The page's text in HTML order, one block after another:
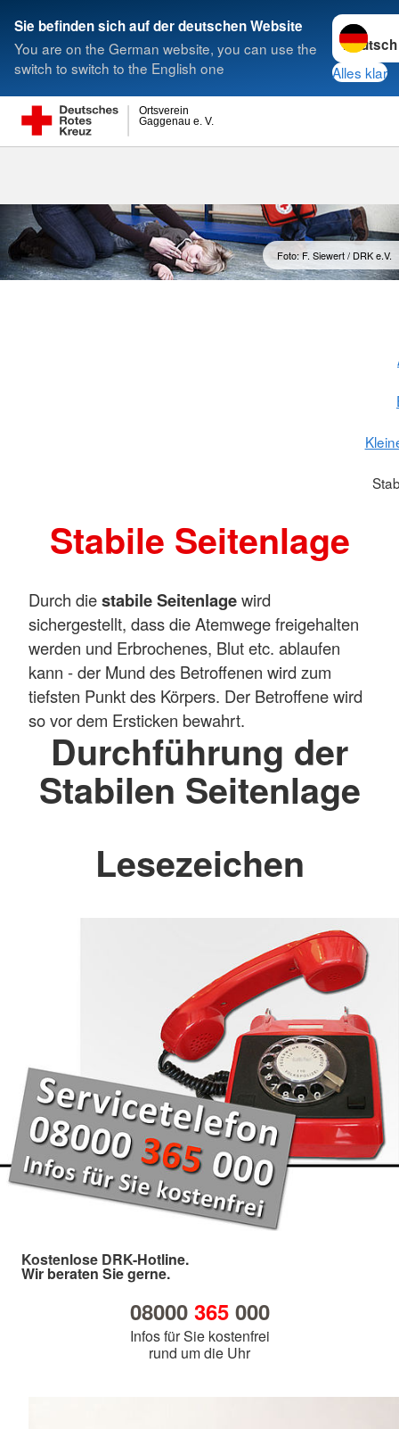
Sie befinden sich auf der deutschen Website
You are on the German website, you can use the
switch to switch to the English one
Sprache
Alles klar
Gaggenau e. V.
Ortsverein
Suche
Foto: F. Siewert / DRK e.V.
Stabile Seitenlage
Durch diestabile Seitenlagewird
sichergestellt, dass die Atemwege freigehalten
werden und Erbrochenes, Blut etc. ablaufen
kann - der Mund des Betroffenen wird zum
tiefsten Punkt des Körpers. Der Betroffene wird
so vor dem Ersticken bewahrt.
Durchführung der
Stabilen Seitenlage
Lesezeichen
Kostenlose DRK-Hotline.
Wir beraten Sie gerne.
08000 365000
Infos für Sie kostenfrei
rund um die Uhr